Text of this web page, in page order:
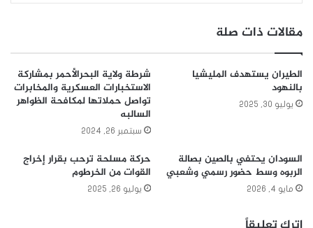
مقالات ذات صلة
الطيران يستهدف المليشيا
بالنهود
يوليو 30, 2025
شرطة ولاية البحرالأحمر بمشاركة
الاستخبارات العسكرية والمخابرات
تواصل حملاتها لمكافحة الظواهر
السالبه
سبتمبر 26, 2024
السودان يحتفي بالصين بصالة
الربوه وسط حضور رسمي وشعبي
مايو 4, 2026
حركة مسلحة ترحب بقرار إخراج
القوات من الخرطوم
يوليو 26, 2025